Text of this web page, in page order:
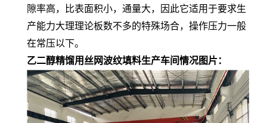
隙率高，比表面积小，通量大，因此它适用于要求生
产能力大理理论板数不多的特殊场合，操作压力一般
在常压以下。
乙二醇精馏用丝网波纹填料生产车间情况图片：